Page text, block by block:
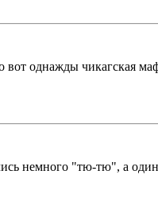
однажды чикагская
немного "тю-тю", а